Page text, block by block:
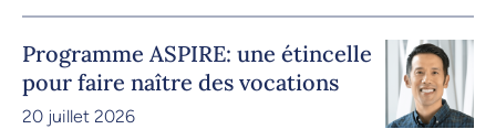
Programme ASPIRE: une étincelle
pour faire naître des vocations
20 juillet 2026